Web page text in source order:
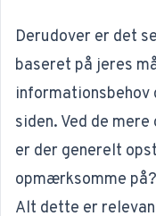
Derudover er det
baseret på jeres
informationsbehov
siden. Ved de
er der generelt
opmærksomme på?
Alt dette er